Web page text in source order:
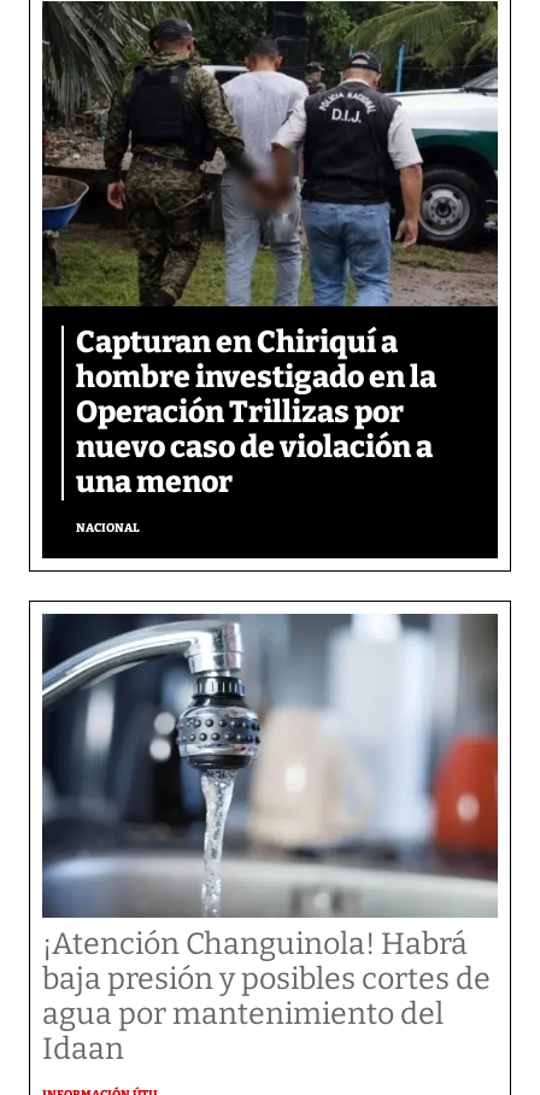
Capturan en Chiriquí a
hombre investigado en la
Operación Trillizas por
nuevo caso de violación a
una menor
NACIONAL
¡Atención Changuinola! Habrá
baja presión y posibles cortes de
agua por mantenimiento del
Idaan